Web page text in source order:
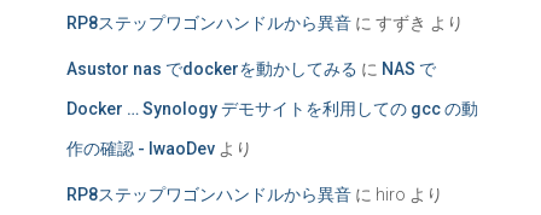
RP8ステップワゴンハンドルから異音 に すずき より
Asustor nas でdockerを動かしてみる に NAS で
Docker … Synology デモサイトを利用しての gcc の動
作の確認 - IwaoDev より
RP8ステップワゴンハンドルから異音 に hiro より